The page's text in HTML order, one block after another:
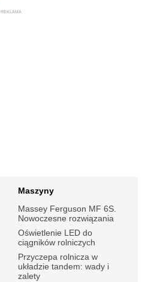
REKLAMA
Maszyny
Massey Ferguson MF 6S.
Nowoczesne rozwiązania
Oświetlenie LED do
ciągników rolniczych
Przyczepa rolnicza w
układzie tandem: wady i
zalety